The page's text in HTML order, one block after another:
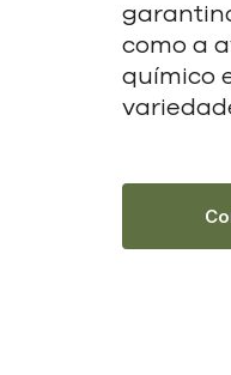
como a
químico